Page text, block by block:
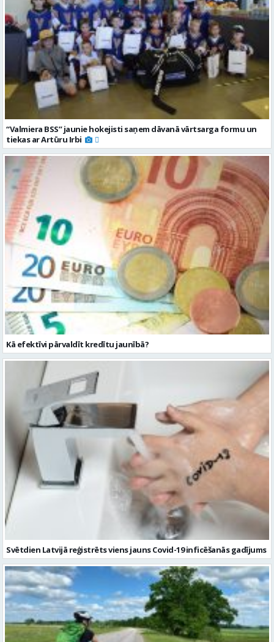
“Valmiera BSS” jaunie hokejisti saņem dāvanā vārtsarga formu un
tiekas ar Artūru Irbi
Kā efektīvi pārvaldīt kredītu jaunībā?
Svētdien Latvijā reģistrēts viens jauns Covid-19 inficēšanās gadījums